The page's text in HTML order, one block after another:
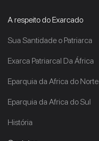
A respeito do Exarcado
Sua Santidade o Patriarca
Exarca Patriarcal Da África
Eparquia da Africa do Norte
Eparquia da Africa do Sul
História